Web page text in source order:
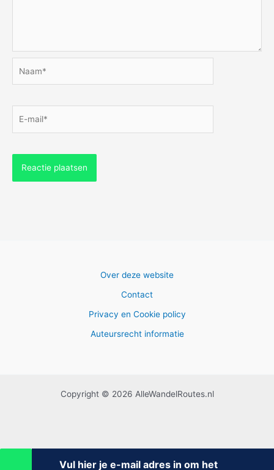
mail*
Over deze website
Contact
Privacy en Cookie policy
Auteursrecht informatie
Copyright © 2026 AlleWandelRoutes.nl
Vul hier je e-mail adres in om het